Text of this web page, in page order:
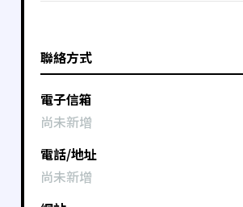
聯絡方式
電子信箱
尚未新增
電話/地址
尚未新增